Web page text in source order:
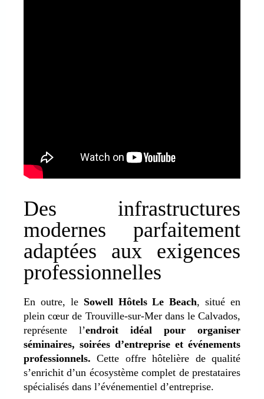
Des infrastructures
modernes parfaitement
adaptées aux exigences
professionnelles
En outre, le Sowell Hôtels Le Beach, situé en
plein cœur de Trouville-sur-Mer dans le Calvados,
représente l’endroit idéal pour organiser
séminaires, soirées d’entreprise et événements
professionnels. Cette offre hôtelière de qualité
s’enrichit d’un écosystème complet de prestataires
spécialisés dans l’événementiel d’entreprise.